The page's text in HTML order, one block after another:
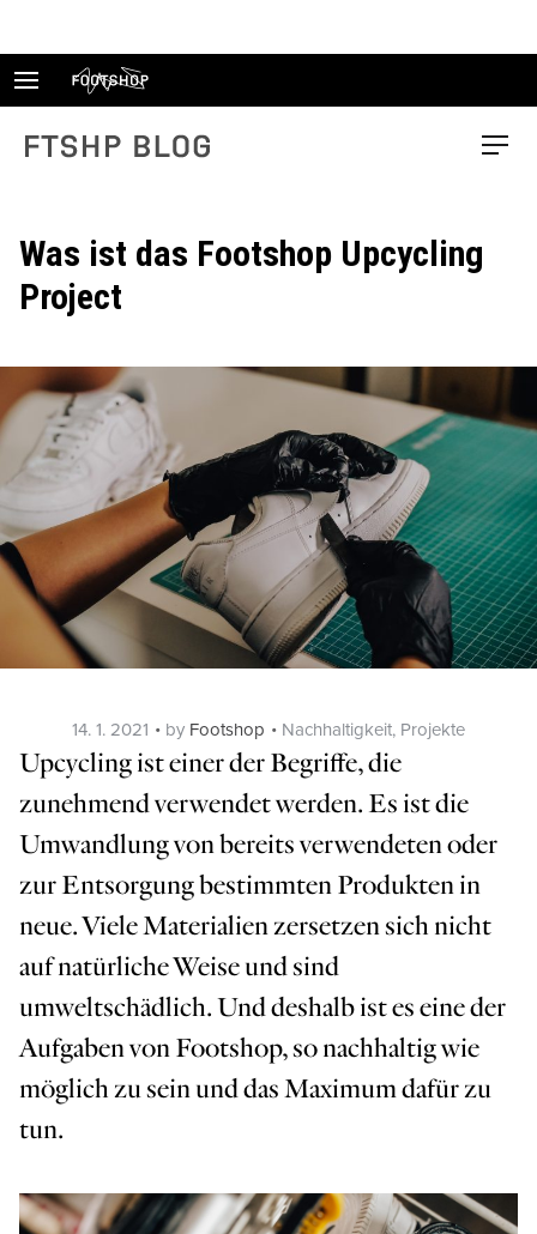
FTSHP blog Menu
Was ist das Footshop Upcycling
Project
Posted
on
14. 1. 2021 by Footshop Categories
Nachhaltigkeit, Projekte
Upcycling ist einer der Begriffe, die
zunehmend verwendet werden. Es ist die
Umwandlung von bereits verwendeten oder
zur Entsorgung bestimmten Produkten in
neue. Viele Materialien zersetzen sich nicht
auf natürliche Weise und sind
umweltschädlich. Und deshalb ist es eine der
Aufgaben von Footshop, so nachhaltig wie
möglich zu sein und das Maximum dafür zu
tun.